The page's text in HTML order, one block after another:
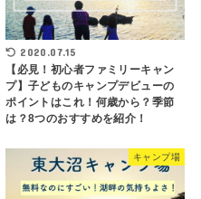
2020.07.15
【必見！初心者ファミリーキャン
プ】子どものキャンプデビューの
ポイントはこれ！何歳から？季節
は？8つのおすすめを紹介！
キャンプ場